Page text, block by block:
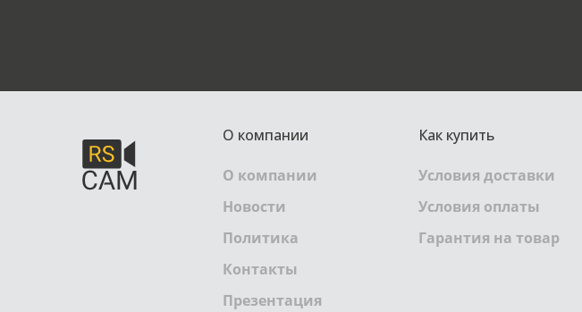
О компании
О компании
Новости
Политика
Контакты
Презентация
Как купить
Условия доставки
Условия оплаты
Гарантия на товар